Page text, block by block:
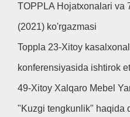
TOPPLA Hojatxonalari va
(2021) ko'rgazmasi
Toppla 23-Xitoy
konferensiyasida ishtirok
49-Xitoy Xalqaro Mebel
"Kuzgi tengkunlik" haqida